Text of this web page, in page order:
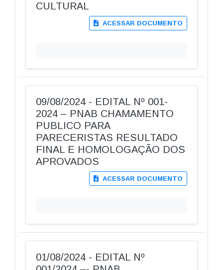
CULTURAL
ACESSAR DOCUMENTO
09/08/2024 - EDITAL Nº 001-
2024 – PNAB CHAMAMENTO
PUBLICO PARA
PARECERISTAS RESULTADO
FINAL E HOMOLOGAÇÃO DOS
APROVADOS
ACESSAR DOCUMENTO
01/08/2024 - EDITAL Nº